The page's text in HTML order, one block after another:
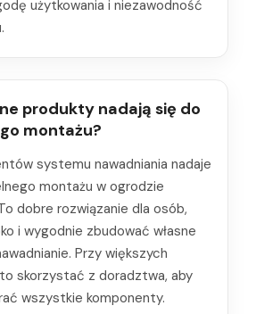
użytkowania i niezawodność
produkty nadają się do
montażu?
systemu nawadniania nadaje
montażu w ogrodzie
dobre rozwiązanie dla osób,
i wygodnie zbudować własne
Przy większych
skorzystać z doradztwa, aby
wszystkie komponenty.